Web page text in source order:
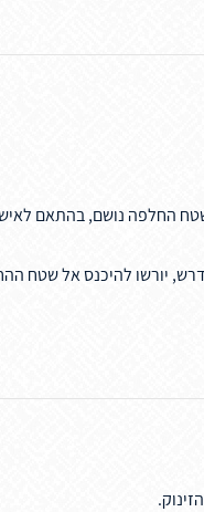
החלפה נושם, בהתאם
יורשו להיכנס אל שטח